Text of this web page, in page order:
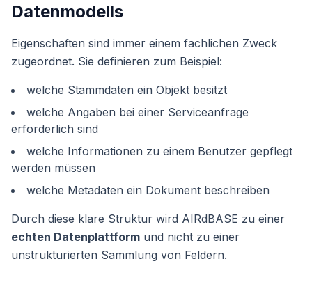
Datenmodells
Eigenschaften sind immer einem fachlichen Zweck
zugeordnet. Sie definieren zum Beispiel:
welche Stammdaten ein Objekt besitzt
welche Angaben bei einer Serviceanfrage
erforderlich sind
welche Informationen zu einem Benutzer gepflegt
werden müssen
welche Metadaten ein Dokument beschreiben
Durch diese klare Struktur wird AIRdBASE zu einer
echten Datenplattform und nicht zu einer
unstrukturierten Sammlung von Feldern.